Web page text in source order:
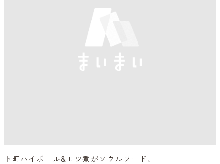
下町ハイボール&モツ煮がソウルフード、